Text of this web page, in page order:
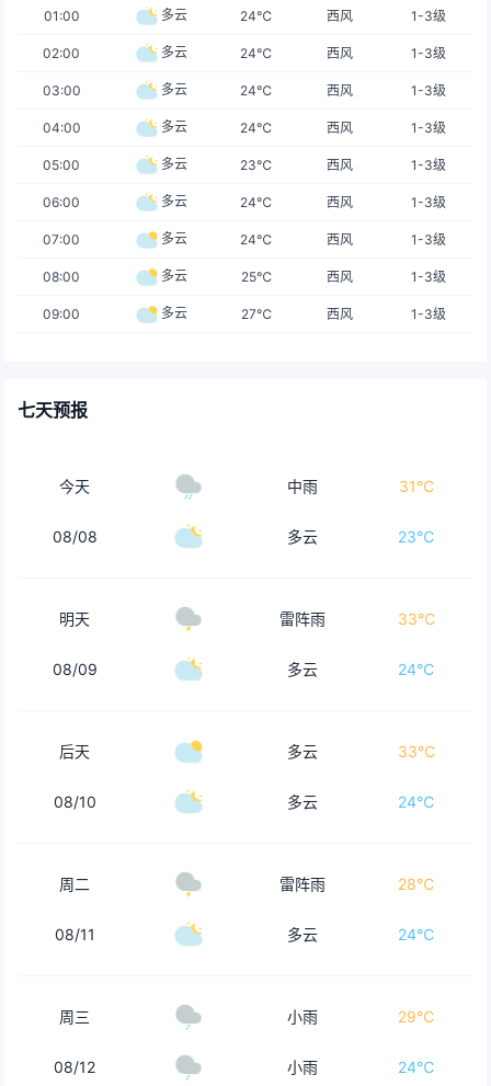
01:00 多云 24℃ 西风 1-3级
02:00 多云 24℃ 西风 1-3级
03:00 多云 24℃ 西风 1-3级
04:00 多云 24℃ 西风 1-3级
05:00 多云 23℃ 西风 1-3级
06:00 多云 24℃ 西风 1-3级
07:00 多云 24℃ 西风 1-3级
08:00 多云 25℃ 西风 1-3级
09:00 多云 27℃ 西风 1-3级
七天预报
今天 中雨 31℃
08/08 多云 23℃
明天 雷阵雨 33℃
08/09 多云 24℃
后天 多云 33℃
08/10 多云 24℃
周二 雷阵雨 28℃
08/11 多云 24℃
周三 小雨 29℃
08/12 小雨 24℃